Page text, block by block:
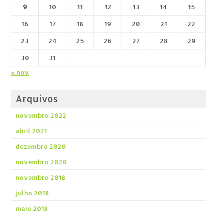
9 10 11 12 13 14 15
16 17 18 19 20 21 22
23 24 25 26 27 28 29
30
31
« nov
Arquivos
novembro 2022
abril 2021
dezembro 2020
novembro 2020
novembro 2018
julho 2018
maio 2018